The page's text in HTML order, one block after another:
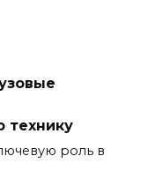
технику
роль в